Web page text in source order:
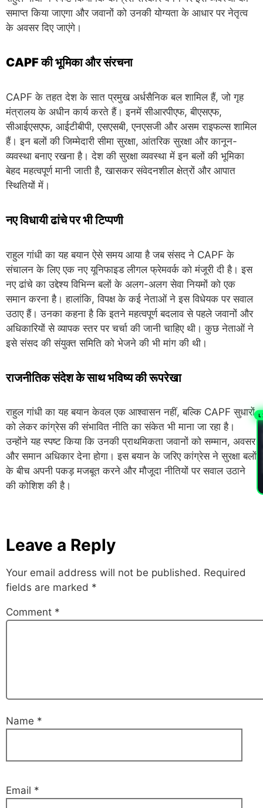
समाप्त किया जाएगा और जवानों को उनकी योग्यता के आधार पर नेतृत्व
के अवसर दिए जाएंगे।
CAPF की भूमिका और संरचना
CAPF के तहत देश के सात प्रमुख अर्धसैनिक बल शामिल हैं, जो गृह
मंत्रालय के अधीन कार्य करते हैं। इनमें सीआरपीएफ, बीएसएफ,
सीआईएसएफ, आईटीबीपी, एसएसबी, एनएसजी और असम राइफल्स शामिल
हैं। इन बलों की जिम्मेदारी सीमा सुरक्षा, आंतरिक सुरक्षा और कानून-
व्यवस्था बनाए रखना है। देश की सुरक्षा व्यवस्था में इन बलों की भूमिका
बेहद महत्वपूर्ण मानी जाती है, खासकर संवेदनशील क्षेत्रों और आपात
स्थितियों में।
नए विधायी ढांचे पर भी टिप्पणी
राहुल गांधी का यह बयान ऐसे समय आया है जब संसद ने CAPF के
संचालन के लिए एक नए यूनिफाइड लीगल फ्रेमवर्क को मंजूरी दी है। इस
नए ढांचे का उद्देश्य विभिन्न बलों के अलग-अलग सेवा नियमों को एक
समान करना है। हालांकि, विपक्ष के कई नेताओं ने इस विधेयक पर सवाल
उठाए हैं। उनका कहना है कि इतने महत्वपूर्ण बदलाव से पहले जवानों और
अधिकारियों से व्यापक स्तर पर चर्चा की जानी चाहिए थी। कुछ नेताओं ने
इसे संसद की संयुक्त समिति को भेजने की भी मांग की थी।
राजनीतिक संदेश के साथ भविष्य की रूपरेखा
राहुल गांधी का यह बयान केवल एक आश्वासन नहीं, बल्कि CAPF सुधारों
को लेकर कांग्रेस की संभावित नीति का संकेत भी माना जा रहा है।
उन्होंने यह स्पष्ट किया कि उनकी प्राथमिकता जवानों को सम्मान, अवसर
और समान अधिकार देना होगा। इस बयान के जरिए कांग्रेस ने सुरक्षा बलों
के बीच अपनी पकड़ मजबूत करने और मौजूदा नीतियों पर सवाल उठाने
की कोशिश की है।
Leave a Reply
Your email address will not be published. Required
fields are marked *
Comment *
Name *
Email *